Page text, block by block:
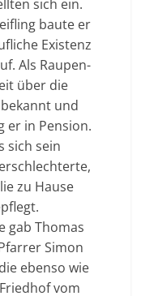
sich ein.
baute er
Existenz
Als Raupen-
über die
und
er in Pension.
sich sein
zu Hause
gab Thomas
Simon
ebenso wie
vom